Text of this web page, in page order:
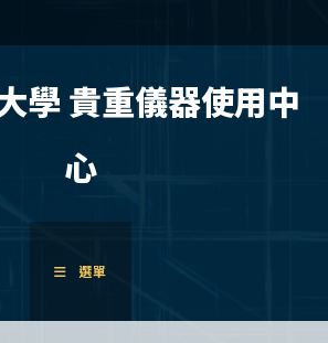
學 貴重儀器使用中
心
選單